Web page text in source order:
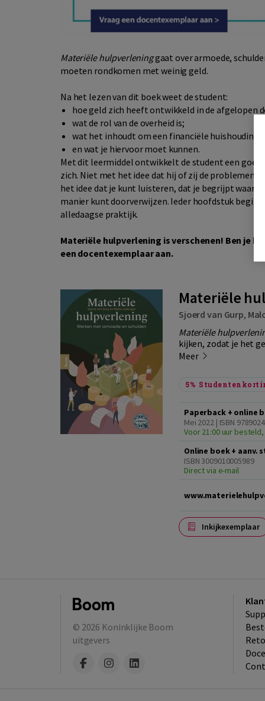
Materiële hulpverleninggaat over armoede,
moeten rondkomen met weinig geld.
Na het lezen van dit boek weet de student:
hoe geld zich heeft ontwikkeld in de afgelopen
wat de rol van de overheid is;
wat het inhoudt om een financiële huishouding
en wat je hiervoor moet kunnen.
Met dit leermiddel ontwikkelt de student een
zich. Niet met het idee dat hij of zij de problemen
het idee dat je kunt luisteren, dat je begrijpt waar
manier kunt doorverwijzen. Ieder hoofdstuk begint
alledaagse praktijk.
Materiële hulpverlening is verschenen! Ben je
een docentexemplaar aan.
Materiële
Sjoerd van Gurp,
Materiële
kijken, zodat je het
Meer
5%
Paperback + online
Mei 2022 | ISBN
Voor 21:00 uur
Online boek + aanv.
ISBN 3009010005989
Direct via e-mail
Inkijkexemplaar
© 2026 Koninklijke Boom
uitgevers